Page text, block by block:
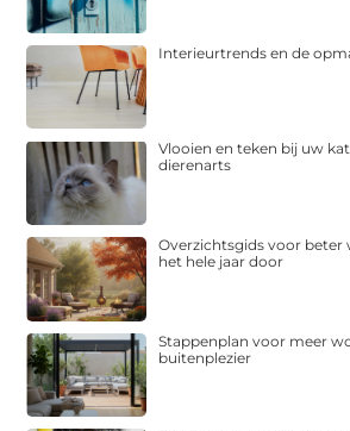
Interieurtrends en de
Vlooien en teken bij uw
dierenarts
Overzichtsgids voor beter
het hele jaar door
Stappenplan voor meer
buitenplezier